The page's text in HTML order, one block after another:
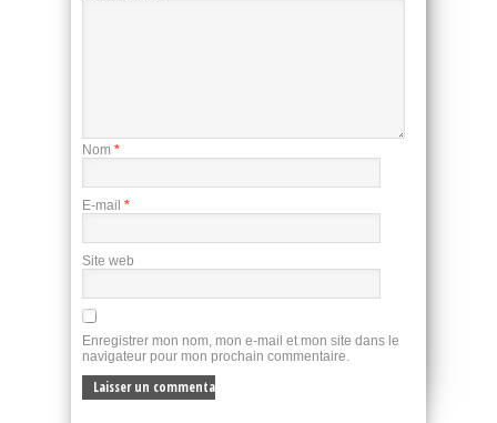
Nom *
E-mail *
Site web
Enregistrer mon nom, mon e-mail et mon site dans le
navigateur pour mon prochain commentaire.